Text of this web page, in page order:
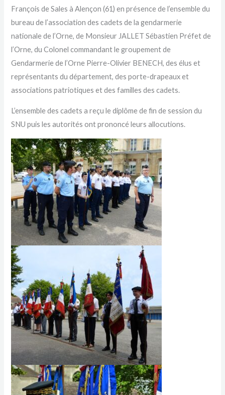
François de Sales à Alençon (61) en présence de l’ensemble du
bureau de l’association des cadets de la gendarmerie
nationale de l’Orne, de Monsieur JALLET Sébastien Préfet de
l’Orne, du Colonel commandant le groupement de
Gendarmerie de l’Orne Pierre-Olivier BENECH, des élus et
représentants du département, des porte-drapeaux et
associations patriotiques et des familles des cadets.
L’ensemble des cadets a reçu le diplôme de fin de session du
SNU puis les autorités ont prononcé leurs allocutions.